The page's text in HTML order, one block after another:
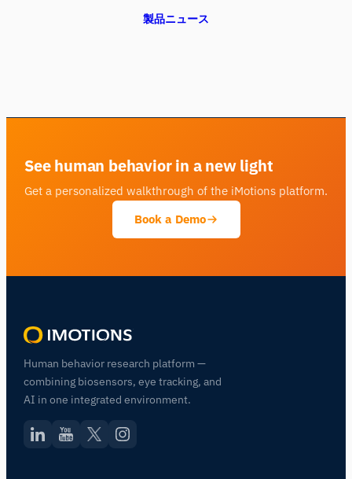
製品ニュース
See human behavior in a new light
Get a personalized walkthrough of the iMotions platform.
Book a Demo
Human behavior research platform —
combining biosensors, eye tracking, and
AI in one integrated environment.